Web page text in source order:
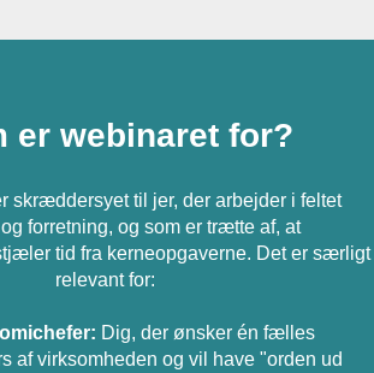
er webinaret for?
skræddersyet til jer, der arbejder i feltet
forretning, og som er trætte af, at
tid fra kerneopgaverne. Det er særligt
relevant for:
Dig, der ønsker én fælles
af virksomheden og vil have "orden ud